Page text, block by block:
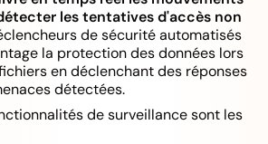
les tentatives d'accès non
de sécurité automatisés
la protection des données lors
en déclenchant des réponses
détectées.
de surveillance sont les